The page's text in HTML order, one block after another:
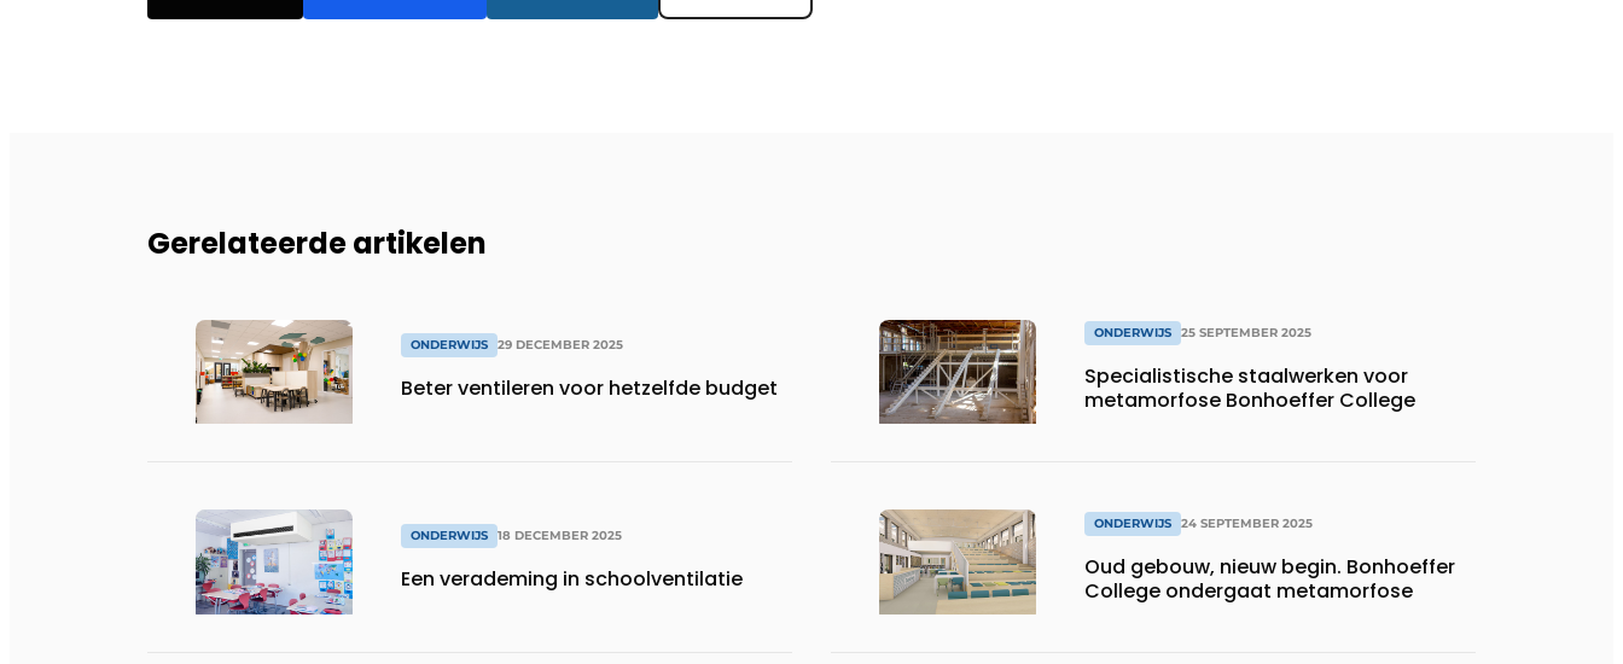
Gerelateerde artikelen
ONDERWIJS 29 DECEMBER 2025
Beter ventileren voor hetzelfde budget
ONDERWIJS 18 DECEMBER 2025
Een verademing in schoolventilatie
ONDERWIJS 25 SEPTEMBER 2025
Specialistische staalwerken voor
metamorfose Bonhoeffer College
ONDERWIJS 24 SEPTEMBER 2025
Oud gebouw, nieuw begin. Bonhoeffer
College ondergaat metamorfose